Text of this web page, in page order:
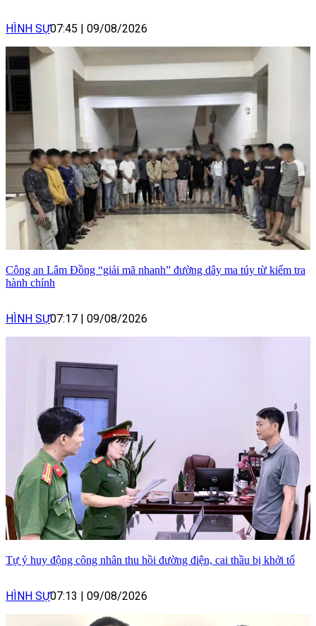
HÌNH SỰ07:45 | 09/08/2026
Công an Lâm Đồng “giải mã nhanh” đường dây ma túy từ kiểm tra
hành chính
HÌNH SỰ07:17 | 09/08/2026
Tự ý huy động công nhân thu hồi đường điện, cai thầu bị khởi tố
HÌNH SỰ07:13 | 09/08/2026